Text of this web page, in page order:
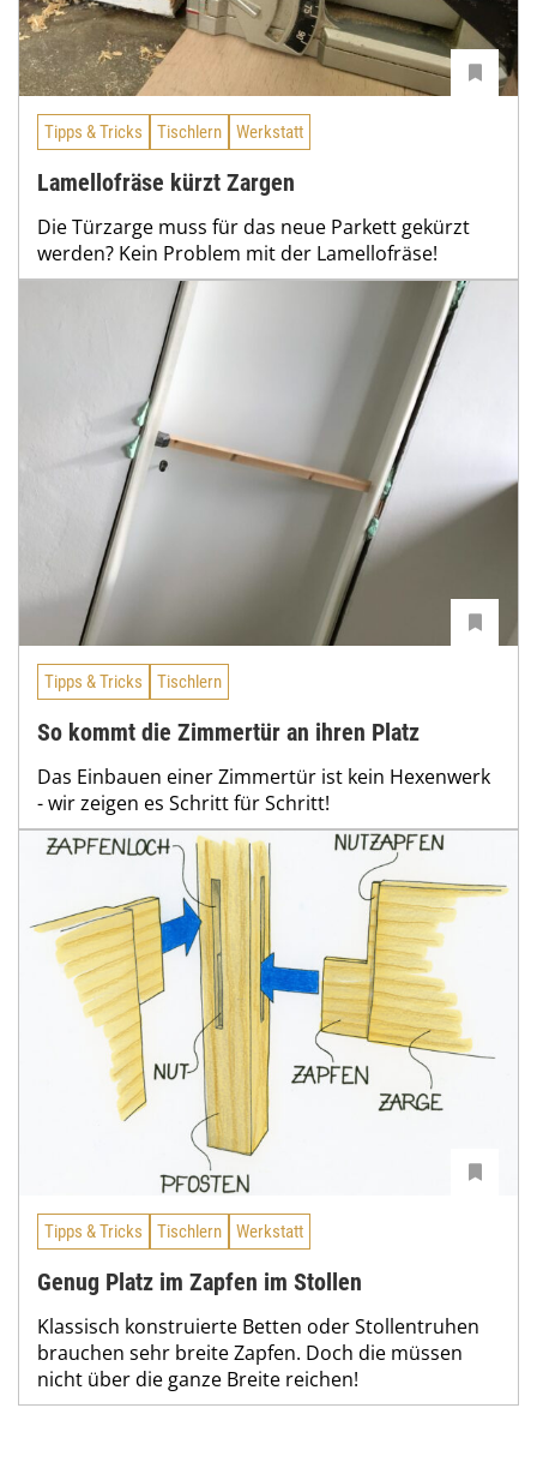
Tipps & Tricks Tischlern Werkstatt
Lamellofräse kürzt Zargen
Die Türzarge muss für das neue Parkett gekürzt
werden? Kein Problem mit der Lamellofräse!
Tipps & Tricks Tischlern
So kommt die Zimmertür an ihren Platz
Das Einbauen einer Zimmertür ist kein Hexenwerk
- wir zeigen es Schritt für Schritt!
Tipps & Tricks Tischlern Werkstatt
Genug Platz im Zapfen im Stollen
Klassisch konstruierte Betten oder Stollentruhen
brauchen sehr breite Zapfen. Doch die müssen
nicht über die ganze Breite reichen!